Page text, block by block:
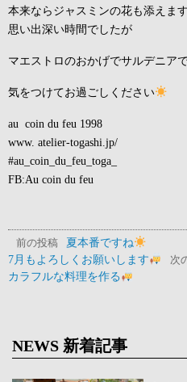
本来ならジャスミンの花も添えます
思い出深い時間でしたが
マエストロのおかげでサルデニア
気をつけてお過ごしください
au coin du feu 1998
www. atelier-togashi.jp/
#au_coin_du_feu_toga_
FB:Au coin du feu
前の投稿
夏本番ですね
7月もよろしくお願いします
次
カラフルな料理を作る
NEWS 新着記事